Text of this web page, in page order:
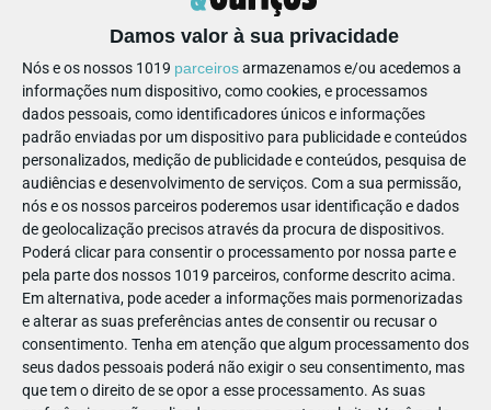
Damos valor à sua privacidade
Nós e os nossos 1019 parceirosarmazenamos e/ou acedemos a
informações num dispositivo, como cookies, e processamos
dados pessoais, como identificadores únicos e informações
padrão enviadas por um dispositivo para publicidade e conteúdos
personalizados, medição de publicidade e conteúdos, pesquisa de
audiências e desenvolvimento de serviços. Com a sua permissão,
nós e os nossos parceiros poderemos usar identificação e dados
de geolocalização precisos através da procura de dispositivos.
Poderá clicar para consentir o processamento por nossa parte e
pela parte dos nossos 1019 parceiros, conforme descrito acima.
Em alternativa, pode aceder a informações mais pormenorizadas
e alterar as suas preferências antes de consentir ou recusar o
consentimento. Tenha em atenção que algum processamento dos
seus dados pessoais poderá não exigir o seu consentimento, mas
que tem o direito de se opor a esse processamento. As suas
10
23872566072418